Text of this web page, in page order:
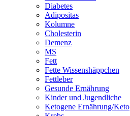
Diabetes
Adipositas
Kolumne
Cholesterin
Demenz
MS
Fett
Fette Wissenshäppchen
Fettleber
Gesunde Ernährung
Kinder und Jugendliche
Ketogene Ernährung/Keto